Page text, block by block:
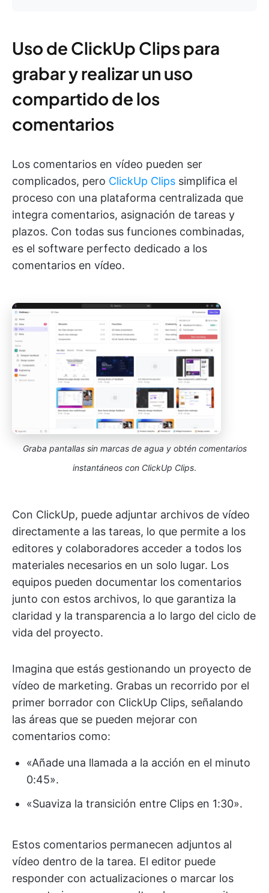
Uso de ClickUp Clips para
grabar y realizar un uso
compartido de los
comentarios
Los comentarios en vídeo pueden ser
complicados, pero ClickUp Clips simplifica el
proceso con una plataforma centralizada que
integra comentarios, asignación de tareas y
plazos. Con todas sus funciones combinadas,
es el software perfecto dedicado a los
comentarios en vídeo.
Graba pantallas sin marcas de agua y obtén comentarios
instantáneos con ClickUp Clips.
Con ClickUp, puede adjuntar archivos de vídeo
directamente a las tareas, lo que permite a los
editores y colaboradores acceder a todos los
materiales necesarios en un solo lugar. Los
equipos pueden documentar los comentarios
junto con estos archivos, lo que garantiza la
claridad y la transparencia a lo largo del ciclo de
vida del proyecto.
Imagina que estás gestionando un proyecto de
vídeo de marketing. Grabas un recorrido por el
primer borrador con ClickUp Clips, señalando
las áreas que se pueden mejorar con
comentarios como:
«Añade una llamada a la acción en el minuto
0:45».
«Suaviza la transición entre Clips en 1:30».
Estos comentarios permanecen adjuntos al
vídeo dentro de la tarea. El editor puede
responder con actualizaciones o marcar los